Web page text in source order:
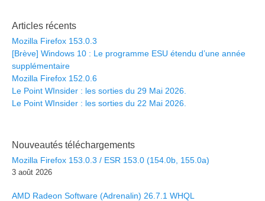
Articles récents
Mozilla Firefox 153.0.3
[Brève] Windows 10 : Le programme ESU étendu d’une année
supplémentaire
Mozilla Firefox 152.0.6
Le Point WInsider : les sorties du 29 Mai 2026.
Le Point WInsider : les sorties du 22 Mai 2026.
Nouveautés téléchargements
Mozilla Firefox 153.0.3 / ESR 153.0 (154.0b, 155.0a)
3 août 2026
AMD Radeon Software (Adrenalin) 26.7.1 WHQL